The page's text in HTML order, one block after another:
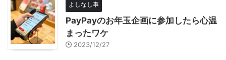
よしなし事
PayPayのお年玉企画に参加したら心温
まったワケ
2023/12/27